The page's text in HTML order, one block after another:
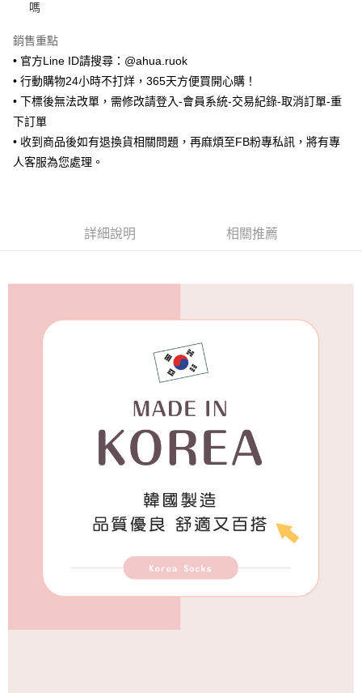
運送方式
全家取貨付款
每筆NT$65，滿NT$688(含以上)免運費
付款後全家取貨
7-11取貨付款
每筆NT$65，滿NT$688(含以上)免運費
每筆NT$125，滿NT$1,500(含以上)免運費
嗎
銷售重點
• 官方Line ID請搜尋：@ahua.ruok
• 行動購物24小時不打烊，365天方便買開心購！
• 下標後無法改單，需修改請登入-會員系統-交易紀錄-取消訂單-重
下訂單
• 收到商品後如有退換貨相關問題，再麻煩至FB粉專私訊，將有專
人客服為您處理。
詳細說明 相關推薦